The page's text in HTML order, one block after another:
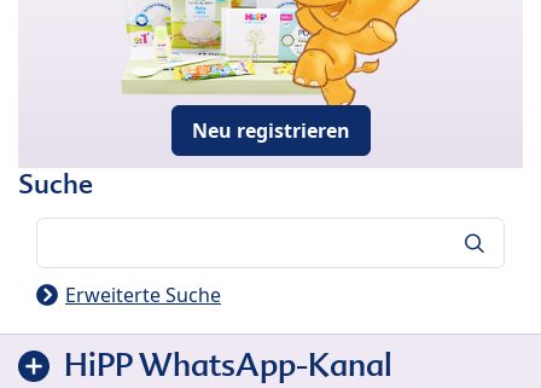
Neu registrieren
Suche
Erweiterte Suche
HiPP WhatsApp-Kanal